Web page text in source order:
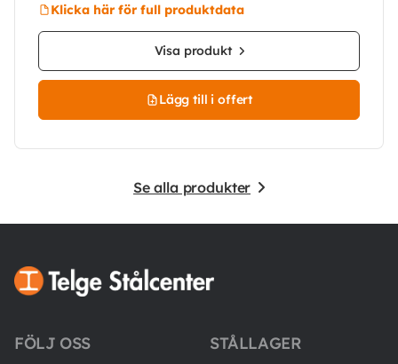
Klicka här för full produktdata
Visa produkt
Lägg till i offert
Se alla produkter
FÖLJ OSS STÅLLAGER